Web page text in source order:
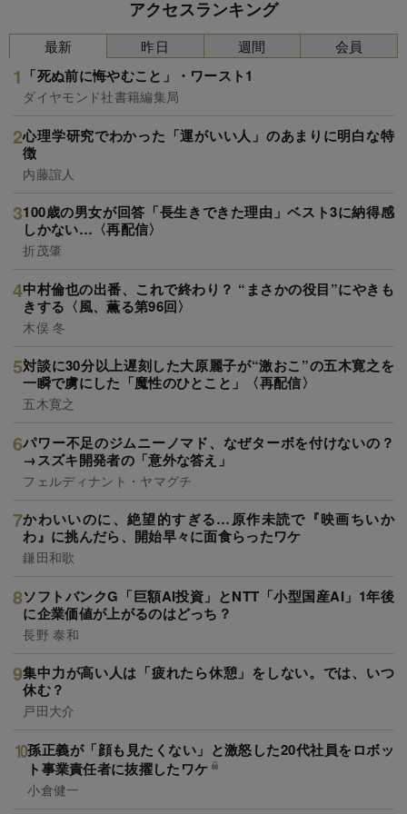
アクセスランキング
最新
「死ぬ前に悔やむこと」・ワースト1
ダイヤモンド社書籍編集局
心理学研究でわかった「運がいい人」のあまりに明白な特
徴
内藤誼人
100歳の男女が回答「長生きできた理由」ベスト3に納得感
しかない…〈再配信〉
折茂肇
中村倫也の出番、これで終わり？ “まさかの役目”にやきも
きする〈風、薫る第96回〉
木俣 冬
対談に30分以上遅刻した大原麗子が“激おこ”の五木寛之を
一瞬で虜にした「魔性のひとこと」〈再配信〉
五木寛之
パワー不足のジムニーノマド、なぜターボを付けないの？
→スズキ開発者の「意外な答え」
フェルディナント・ヤマグチ
かわいいのに、絶望的すぎる…原作未読で『映画ちいか
わ』に挑んだら、開始早々に面食らったワケ
鎌田和歌
ソフトバンクG「巨額AI投資」とNTT「小型国産AI」1年後
に企業価値が上がるのはどっち？
長野 泰和
集中力が高い人は「疲れたら休憩」をしない。では、いつ
休む？
戸田大介
孫正義が「顔も見たくない」と激怒した20代社員をロボッ
ト事業責任者に抜擢したワケ
小倉健一
昨日 週間 会員